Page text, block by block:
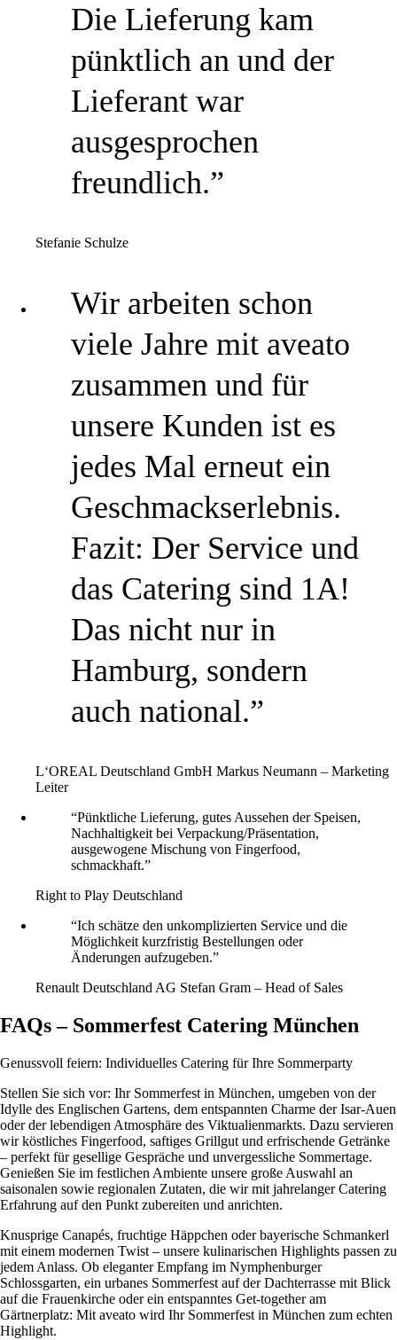
Die Lieferung kam
pünktlich an und der
Lieferant war
ausgesprochen
freundlich.”
Stefanie Schulze
Wir arbeiten schon
viele Jahre mit aveato
zusammen und für
unsere Kunden ist es
jedes Mal erneut ein
Geschmackserlebnis.
Fazit: Der Service und
das Catering sind 1A!
Das nicht nur in
Hamburg, sondern
auch national.”
L‘OREAL Deutschland GmbH Markus Neumann – Marketing
Leiter
“Pünktliche Lieferung, gutes Aussehen der Speisen,
Nachhaltigkeit bei Verpackung/Präsentation,
ausgewogene Mischung von Fingerfood,
schmackhaft.”
Right to Play Deutschland
“Ich schätze den unkomplizierten Service und die
Möglichkeit kurzfristig Bestellungen oder
Änderungen aufzugeben.”
Renault Deutschland AG Stefan Gram – Head of Sales
FAQs – Sommerfest Catering München
Genussvoll feiern: Individuelles Catering für Ihre Sommerparty
Stellen Sie sich vor: Ihr Sommerfest in München, umgeben von der
Idylle des Englischen Gartens, dem entspannten Charme der Isar-Auen
oder der lebendigen Atmosphäre des Viktualienmarkts. Dazu servieren
wir köstliches Fingerfood, saftiges Grillgut und erfrischende Getränke
– perfekt für gesellige Gespräche und unvergessliche Sommertage.
Genießen Sie im festlichen Ambiente unsere große Auswahl an
saisonalen sowie regionalen Zutaten, die wir mit jahrelanger Catering
Erfahrung auf den Punkt zubereiten und anrichten.
Knusprige Canapés, fruchtige Häppchen oder bayerische Schmankerl
mit einem modernen Twist – unsere kulinarischen Highlights passen zu
jedem Anlass. Ob eleganter Empfang im Nymphenburger
Schlossgarten, ein urbanes Sommerfest auf der Dachterrasse mit Blick
auf die Frauenkirche oder ein entspanntes Get-together am
Gärtnerplatz: Mit aveato wird Ihr Sommerfest in München zum echten
Highlight.